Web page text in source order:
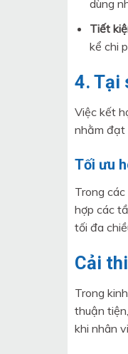
dùng
Tiết
kể chi
4. Tại
Việc kết
nhằm đạt
Tối ưu
Trong
hợp các
tối đa
Cải
Trong
thuận
khi nhân